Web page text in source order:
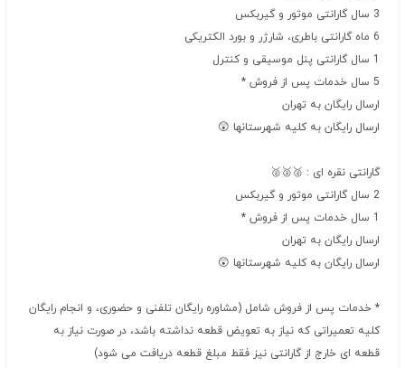
3 سال گارانتی موتور و گیربکس
6 ماه گارانتی باطری، شارژر و بورد الکتریکی
1 سال گارانتی پنل موسیقی و کنترل
5 سال خدمات پس از فروش *
ارسال رایگان به تهران
ارسال رایگان به کلیه شهرستانها 😲
گارانتی نقره ای : 🥈🥈🥈
2 سال گارانتی موتور و گیربکس
1 سال خدمات پس از فروش *
ارسال رایگان به تهران
ارسال رایگان به کلیه شهرستانها 😲
* خدمات پس از فروش شامل (مشاوره رایگان تلفنی و حضوری، و انجام رایگان
کلیه تعمیراتی که نیاز به تعویض قطعه نداشته باشد، در صورت نیاز به
قطعه ای خارج از گارانتی نیز فقط مبلغ قطعه دریافت می شود)